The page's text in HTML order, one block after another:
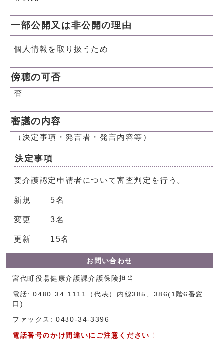
一部公開又は非公開の理由
個人情報を取り扱うため
傍聴の可否
否
審議の内容
（決定事項・発言者・発言内容等）
決定事項
要介護認定申請者について審査判定を行う。
新規 5名
変更 3名
更新 15名
お問い合わせ
宮代町役場健康介護課介護保険担当
電話: 0480-34-1111（代表）内線385、386(1階6番窓
口)
ファックス: 0480-34-3396
電話番号のかけ間違いにご注意ください！